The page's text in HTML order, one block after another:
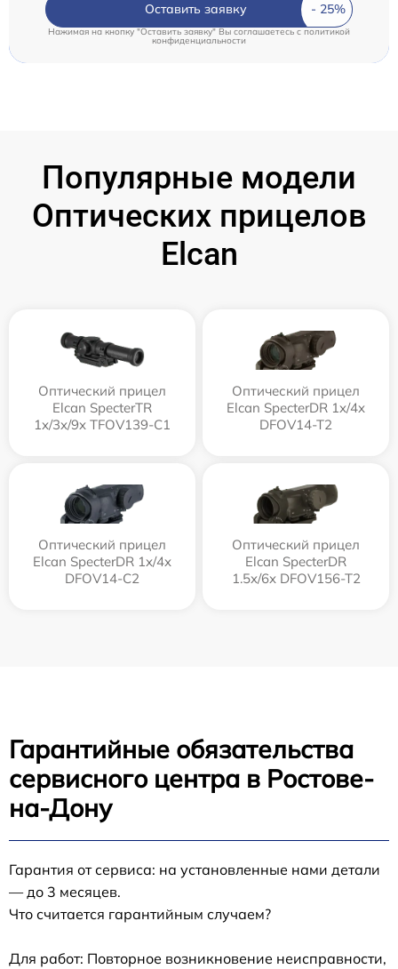
Оставить заявку
Нажимая на кнопку "Оставить заявку" Вы соглашаетесь c политикой
конфиденциальности
Популярные модели
Оптических прицелов
Elcan
Оптический прицел
Elcan SpecterTR
1x/3x/9x TFOV139-C1
Оптический прицел
Elcan SpecterDR 1x/4x
DFOV14-T2
Оптический прицел
Elcan SpecterDR 1x/4x
DFOV14-C2
Оптический прицел
Elcan SpecterDR
1.5x/6x DFOV156-T2
Гарантийные обязательства
сервисного центра в Ростове-
на-Дону
Гарантия от сервиса: на установленные нами детали
— до 3 месяцев.
Что считается гарантийным случаем?
Для работ: Повторное возникновение неисправности,